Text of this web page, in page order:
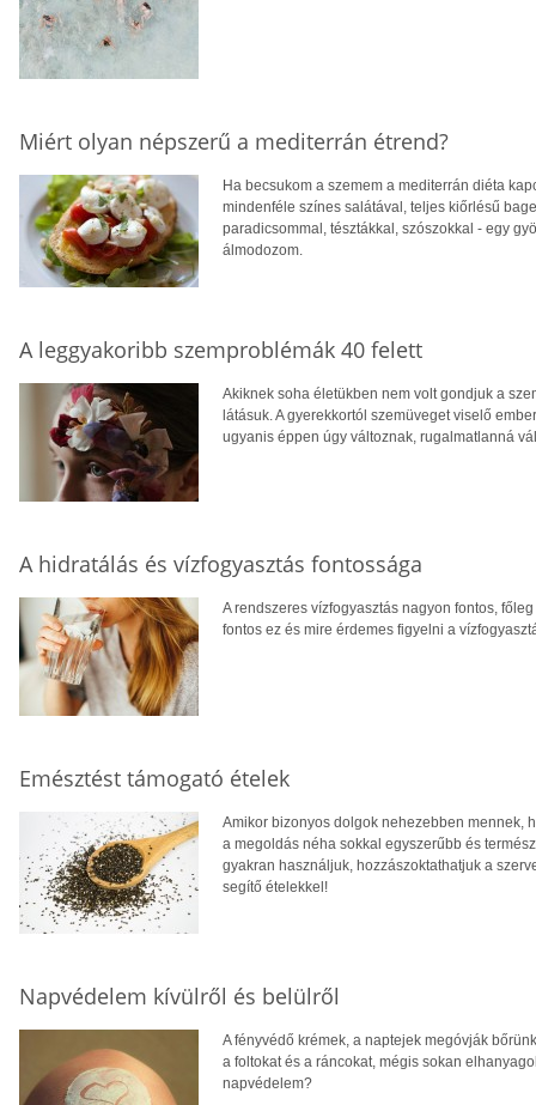
Miért olyan népszerű a mediterrán étrend?
Ha becsukom a szemem a mediterrán diéta
mindenféle színes salátával, teljes kiőrlésű
paradicsommal, tésztákkal, szószokkal - egy
álmodozom.
A leggyakoribb szemproblémák 40 felett
Akiknek soha életükben nem volt gondjuk a
látásuk. A gyerekkortól szemüveget viselő
ugyanis éppen úgy változnak, rugalmatlanná
A hidratálás és vízfogyasztás fontossága
A rendszeres vízfogyasztás nagyon fontos,
fontos ez és mire érdemes figyelni a
Emésztést támogató ételek
Amikor bizonyos dolgok nehezebben mennek,
a megoldás néha sokkal egyszerűbb és
gyakran használjuk, hozzászoktathatjuk a
segítő ételekkel!
Napvédelem kívülről és belülről
A fényvédő krémek, a naptejek megóvják
a foltokat és a ráncokat, mégis sokan
napvédelem?